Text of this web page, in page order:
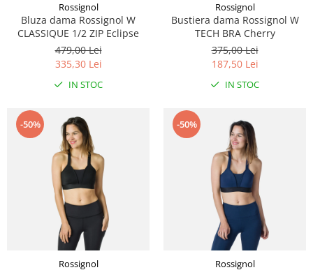
Rossignol
Bluza dama Rossignol W
CLASSIQUE 1/2 ZIP Eclipse
479,00 Lei
335,30 Lei
IN STOC
Rossignol
Bustiera dama Rossignol W
TECH BRA Cherry
375,00 Lei
187,50 Lei
IN STOC
-50%
Rossignol
-50%
Rossignol